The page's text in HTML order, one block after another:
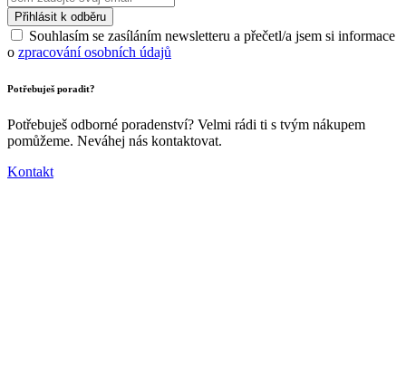
Souhlasím se zasíláním newsletteru a přečetl/a jsem si informace
o zpracování osobních údajů
Potřebuješ poradit?
Potřebuješ odborné poradenství? Velmi rádi ti s tvým nákupem
pomůžeme. Neváhej nás kontaktovat.
Kontakt